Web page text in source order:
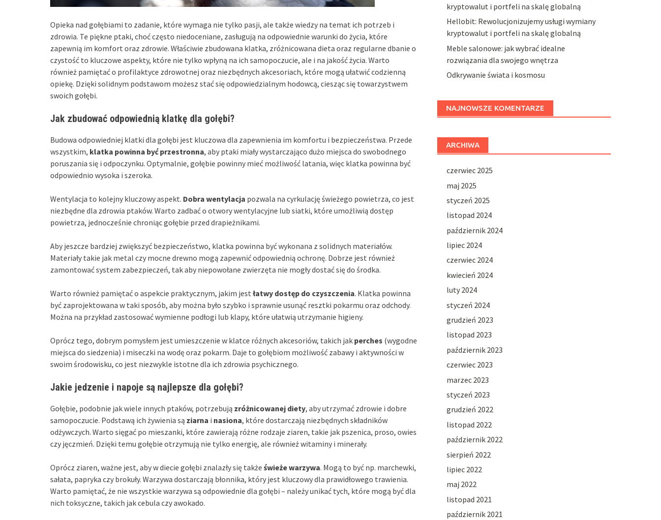
Opieka nad gołębiami to zadanie, które wymaga nie tylko pasji, ale także wiedzy na temat ich potrzeb i
zdrowia. Te piękne ptaki, choć często niedoceniane, zasługują na odpowiednie warunki do życia, które
zapewnią im komfort oraz zdrowie. Właściwie zbudowana klatka, zróżnicowana dieta oraz regularne dbanie o
czystość to kluczowe aspekty, które nie tylko wpłyną na ich samopoczucie, ale i na jakość życia. Warto
również pamiętać o profilaktyce zdrowotnej oraz niezbędnych akcesoriach, które mogą ułatwić codzienną
opiekę. Dzięki solidnym podstawom możesz stać się odpowiedzialnym hodowcą, ciesząc się towarzystwem
swoich gołębi.
Jak zbudować odpowiednią klatkę dla gołębi?
Budowa odpowiedniej klatki dla gołębi jest kluczowa dla zapewnienia im komfortu i bezpieczeństwa. Przede
wszystkim, klatka powinna być przestronna, aby ptaki miały wystarczająco dużo miejsca do swobodnego
poruszania się i odpoczynku. Optymalnie, gołębie powinny mieć możliwość latania, więc klatka powinna być
odpowiednio wysoka i szeroka.
Wentylacja to kolejny kluczowy aspekt. Dobra wentylacja pozwala na cyrkulację świeżego powietrza, co jest
niezbędne dla zdrowia ptaków. Warto zadbać o otwory wentylacyjne lub siatki, które umożliwią dostęp
powietrza, jednocześnie chroniąc gołębie przed drapieżnikami.
Aby jeszcze bardziej zwiększyć bezpieczeństwo, klatka powinna być wykonana z solidnych materiałów.
Materiały takie jak metal czy mocne drewno mogą zapewnić odpowiednią ochronę. Dobrze jest również
zamontować system zabezpieczeń, tak aby niepowołane zwierzęta nie mogły dostać się do środka.
Warto również pamiętać o aspekcie praktycznym, jakim jest łatwy dostęp do czyszczenia. Klatka powinna
być zaprojektowana w taki sposób, aby można było szybko i sprawnie usunąć resztki pokarmu oraz odchody.
Można na przykład zastosować wymienne podłogi lub klapy, które ułatwią utrzymanie higieny.
Oprócz tego, dobrym pomysłem jest umieszczenie w klatce różnych akcesoriów, takich jak perches (wygodne
miejsca do siedzenia) i miseczki na wodę oraz pokarm. Daje to gołębiom możliwość zabawy i aktywności w
swoim środowisku, co jest niezwykle istotne dla ich zdrowia psychicznego.
Jakie jedzenie i napoje są najlepsze dla gołębi?
Gołębie, podobnie jak wiele innych ptaków, potrzebują zróżnicowanej diety, aby utrzymać zdrowie i dobre
samopoczucie. Podstawą ich żywienia są ziarna i nasiona, które dostarczają niezbędnych składników
odżywczych. Warto sięgać po mieszanki, które zawierają różne rodzaje ziaren, takie jak pszenica, proso, owies
czy jęczmień. Dzięki temu gołębie otrzymują nie tylko energię, ale również witaminy i minerały.
Oprócz ziaren, ważne jest, aby w diecie gołębi znalazły się także świeże warzywa. Mogą to być np. marchewki,
sałata, papryka czy brokuły. Warzywa dostarczają błonnika, który jest kluczowy dla prawidłowego trawienia.
Warto pamiętać, że nie wszystkie warzywa są odpowiednie dla gołębi – należy unikać tych, które mogą być dla
nich toksyczne, takich jak cebula czy awokado.
kryptowalut i portfeli na skalę globalną
Hellobit: Rewolucjonizujemy usługi wymiany
kryptowalut i portfeli na skalę globalną
Meble salonowe: jak wybrać idealne
rozwiązania dla swojego wnętrza
Odkrywanie świata i kosmosu
NAJNOWSZE KOMENTARZE
ARCHIWA
czerwiec 2025
maj 2025
styczeń 2025
listopad 2024
październik 2024
lipiec 2024
czerwiec 2024
kwiecień 2024
luty 2024
styczeń 2024
grudzień 2023
listopad 2023
październik 2023
czerwiec 2023
marzec 2023
styczeń 2023
grudzień 2022
listopad 2022
październik 2022
sierpień 2022
lipiec 2022
maj 2022
listopad 2021
październik 2021